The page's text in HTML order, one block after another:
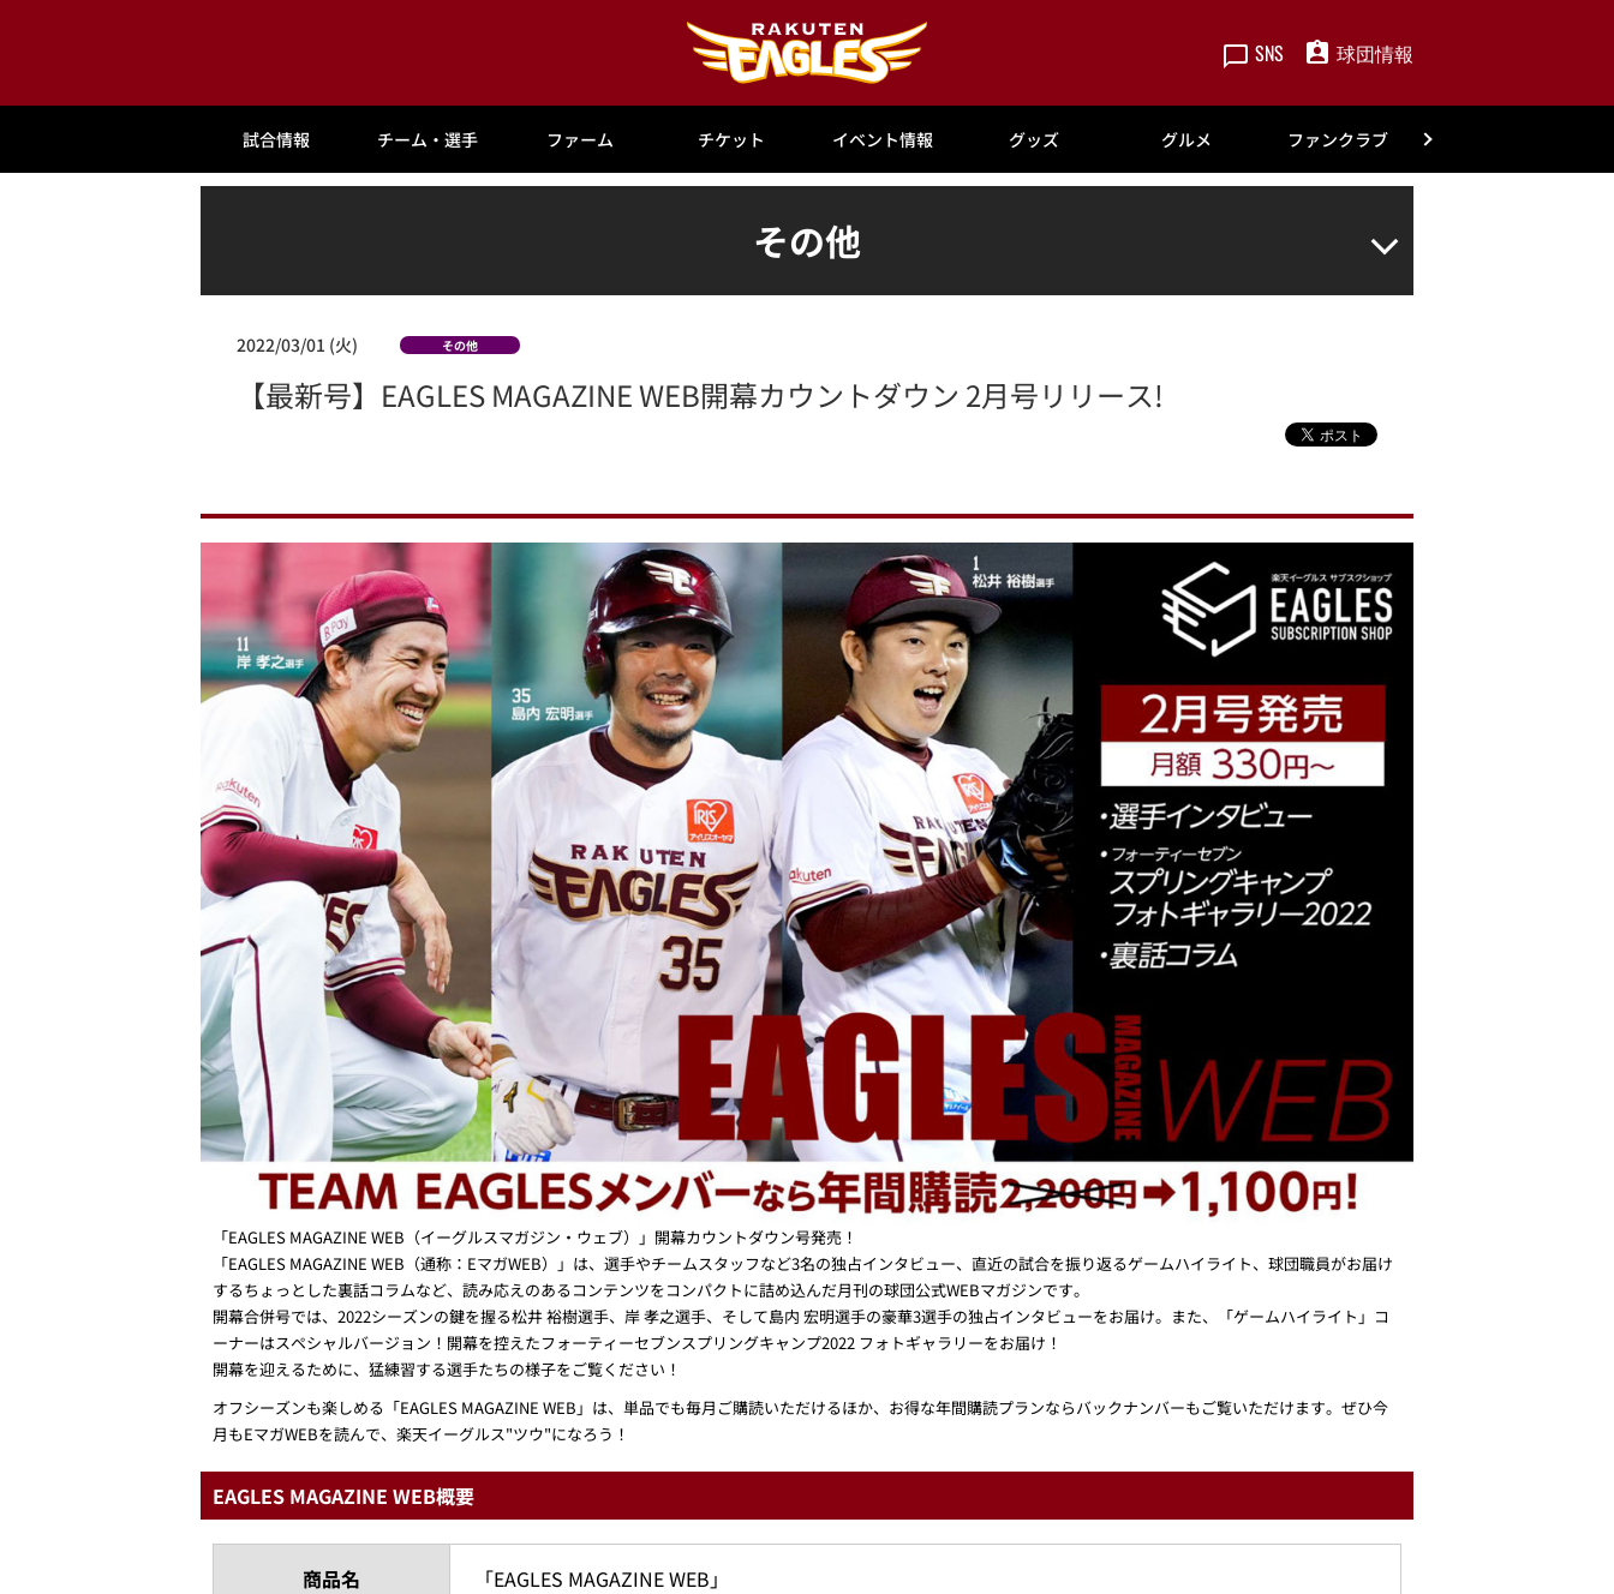
SNS 球団情報
試合情報 チーム・選手 ファーム チケット イベント情報 グッズ グルメ ファンクラブ
その他
2022/03/01 (火) その他
【最新号】EAGLES MAGAZINE WEB開幕カウントダウン 2月号リリース!
「EAGLES MAGAZINE WEB（イーグルスマガジン・ウェブ）」開幕カウントダウン号発売！
「EAGLES MAGAZINE WEB（通称：EマガWEB）」は、選手やチームスタッフなど3名の独占インタビュー、直近の試合を振り返るゲームハイライト、球団職員がお届け
するちょっとした裏話コラムなど、読み応えのあるコンテンツをコンパクトに詰め込んだ月刊の球団公式WEBマガジンです。
開幕合併号では、2022シーズンの鍵を握る松井 裕樹選手、岸 孝之選手、そして島内 宏明選手の豪華3選手の独占インタビューをお届け。また、「ゲームハイライト」コ
ーナーはスペシャルバージョン！開幕を控えたフォーティーセブンスプリングキャンプ2022 フォトギャラリーをお届け！
開幕を迎えるために、猛練習する選手たちの様子をご覧ください！
オフシーズンも楽しめる「EAGLES MAGAZINE WEB」は、単品でも毎月ご購読いただけるほか、お得な年間購読プランならバックナンバーもご覧いただけます。ぜひ今
月もEマガWEBを読んで、楽天イーグルス"ツウ"になろう！
EAGLES MAGAZINE WEB概要
商品名 「EAGLES MAGAZINE WEB」